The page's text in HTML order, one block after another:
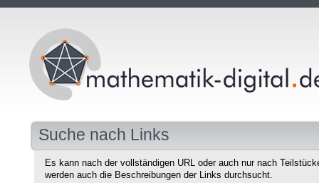
Suche nach Links
Es kann nach der vollständigen URL oder auch nur nach
werden auch die Beschreibungen der Links durchsucht.